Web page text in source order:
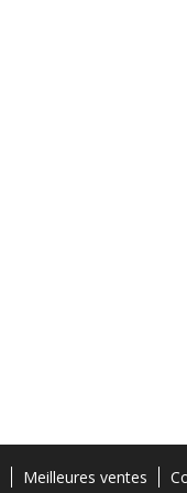
Meilleures ventes